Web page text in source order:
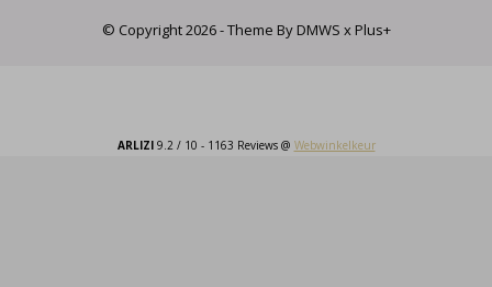
© Copyright2026- Theme ByDMWS x Plus+
ARLIZI9.2 / 10 - 1163 Reviews @ Webwinkelkeur